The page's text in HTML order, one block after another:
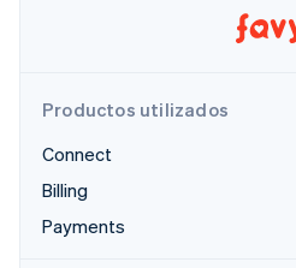
Radar
Atlas
Constitución de una startup
Climate
Servicios
profesionales
Productos utilizados
Connect
Billing
Payments